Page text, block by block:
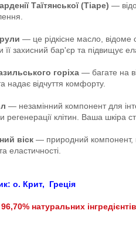
Таїтянської (Тіаре) —
— це рідкісне масло,
її захисний бар'єр та підвищує
горіха — багате на
надає відчуття комфорту.
— незамінний компонент для
регенерації клітин. Ваша шкіра
віск — природний компонент,
еластичності.
о. Крит, Греція
натуральних інгредієнтів